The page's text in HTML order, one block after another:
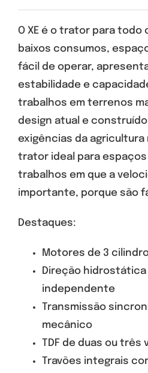
O XE é o trator para todo
baixos consumos,
fácil de operar,
estabilidade e
trabalhos em terrenos
design atual e
exigências da agricultura
trator ideal para
trabalhos em que a
importante, porque são
Destaques:
Motores de 3
Direção hidrostática
independente
Transmissão
mecânico
TDF de duas ou
Travões integrais